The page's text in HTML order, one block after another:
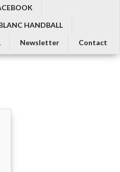
HANDBALL
Newsletter Contact